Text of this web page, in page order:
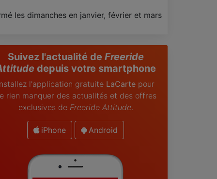
les dimanches en janvier, février et mars
Suivez l'actualité de Freeride
depuis votre smartphone
l'application gratuite LaCartepour
rien manquer des actualités et des offres
exclusives de Freeride Attitude.
iPhone Android